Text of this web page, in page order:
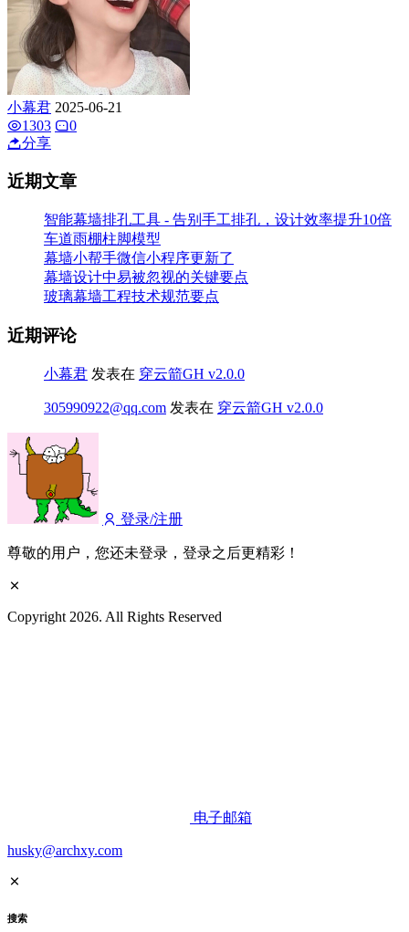
小幕君 2025-06-21
1303
0
分享
近期文章
智能幕墙排孔工具 - 告别手工排孔，设计效率提升10倍
车道雨棚柱脚模型
幕墙小帮手微信小程序更新了
幕墙设计中易被忽视的关键要点
玻璃幕墙工程技术规范要点
近期评论
小幕君 发表在 穿云箭GH v2.0.0
305990922@qq.com 发表在 穿云箭GH v2.0.0
登录/注册
尊敬的用户，您还未登录，登录之后更精彩！
Copyright 2026. All Rights Reserved
电子邮箱
husky@archxy.com
搜索